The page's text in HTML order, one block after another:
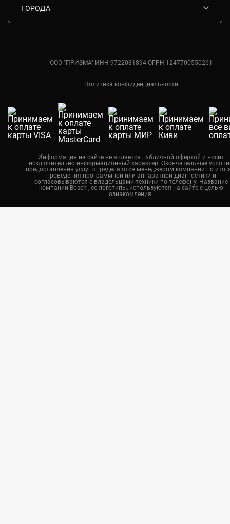
Контакты
Ремонт кондиционеров Bosch
ГОРОДА
Санкт-Петербург
Новосибирск
Калининград
Челябинск
Казань
Воронеж
ООО "ПРИЗМА" ИНН 9722081894 ОГРН 1247700550261
Политика конфиденциальности
Информация на сайте не является публичной офертой и носит
исключительно информационный характер. Окончательные
предоставления услуг определяются менеджером компании по
проведения программной или аппаратной диагностики и
согласовываются с владельцами техники по телефону. Название
компании Bosch , ее логотипы, используются на сайте с целью
ознакомления.